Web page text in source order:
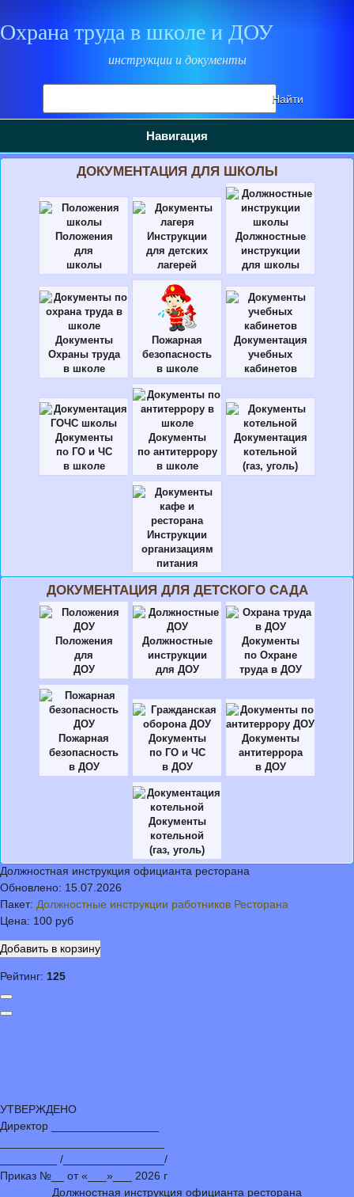
Охрана труда в школе и ДОУ
инструкции и документы
Навигация
ДОКУМЕНТАЦИЯ ДЛЯ ШКОЛЫ
Положения
для
школы
Инструкции
для детских
лагерей
Должностные
инструкции
для школы
Документы
Охраны труда
в школе
Пожарная
безопасность
в школе
Документация
учебных
кабинетов
Документы
по ГО и ЧС
в школе
Документы
по антитеррору
в школе
Документация
котельной
(газ, уголь)
Инструкции
организациям
питания
ДОКУМЕНТАЦИЯ ДЛЯ ДЕТСКОГО САДА
Положения
для
ДОУ
Должностные
инструкции
для ДОУ
Документы
по Охране
труда в ДОУ
Пожарная
безопасность
в ДОУ
Документы
по ГО и ЧС
в ДОУ
Документы
антитеррора
в ДОУ
Документы
котельной
(газ, уголь)
Должностная инструкция официанта ресторана
Обновлено: 15.07.2026
Пакет: Должностные инструкции работников Ресторана
Цена: 100 руб
Рейтинг: 125
УТВЕРЖДЕНО
Директор _________________
_________ /________________/
Приказ №__ от «___»___ 2026 г
Должностная инструкция официанта ресторана